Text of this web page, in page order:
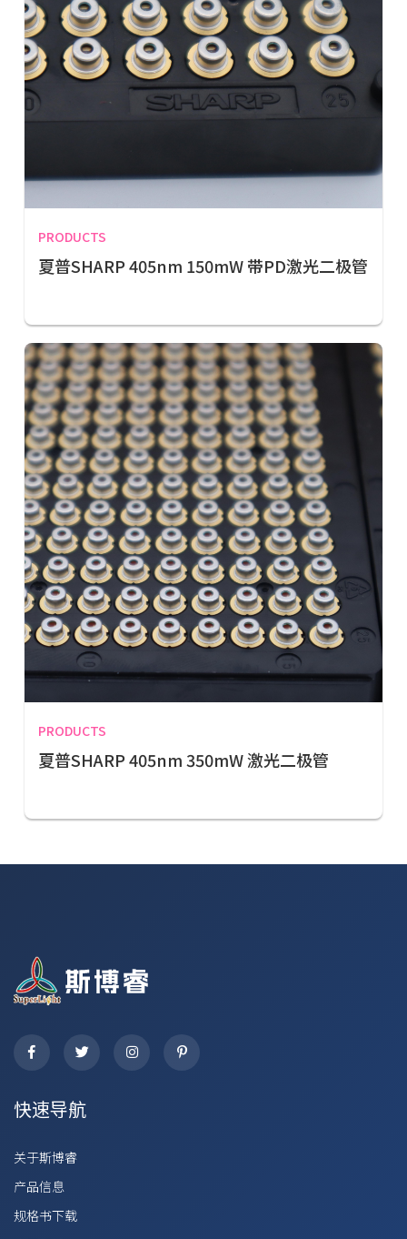
PRODUCTS
夏普SHARP 405nm 150mW 带PD激光二极管
PRODUCTS
夏普SHARP 405nm 350mW 激光二极管
快速导航
关于斯博睿
产品信息
规格书下载